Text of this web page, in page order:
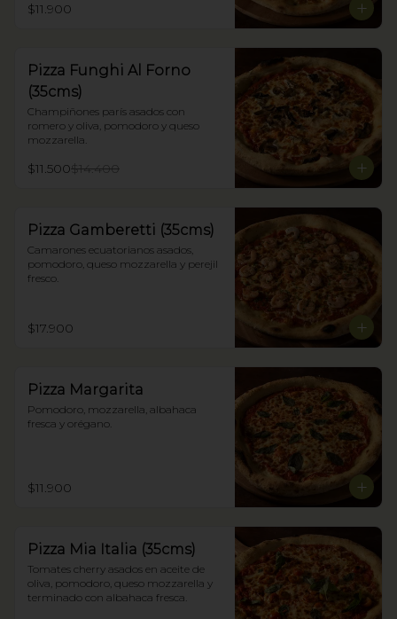
$11.900
Pizza Funghi Al Forno
(35cms)
Champiñones parís asados con
romero y oliva, pomodoro y queso
mozzarella.
$11.500$14.400
Pizza Gamberetti (35cms)
Camarones ecuatorianos asados,
pomodoro, queso mozzarella y perejil
fresco.
$17.900
Pizza Margarita
Pomodoro, mozzarella, albahaca
fresca y orégano.
$11.900
Pizza Mia Italia (35cms)
Tomates cherry asados en aceite de
oliva, pomodoro, queso mozzarella y
terminado con albahaca fresca.